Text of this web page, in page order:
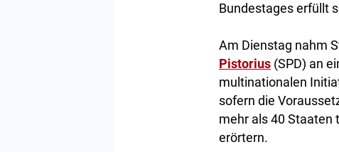
Bundestages erfüllt
Am Dienstag nahm
Pistorius (SPD) an
multinationalen
sofern die
mehr als 40 Staaten
erörtern.